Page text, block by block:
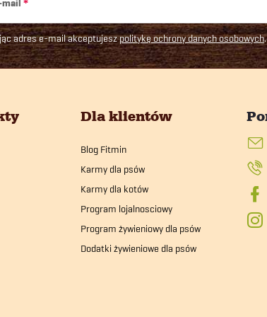
mail
adres e-mail akceptujeszpolitykę ochrony danych osobowych.
Dla klientów
Blog Fitmin
Karmy dla psów
Karmy dla kotów
Program lojalnosciowy
Program żywieniowy dla psów
Dodatki żywieniowe dla psów